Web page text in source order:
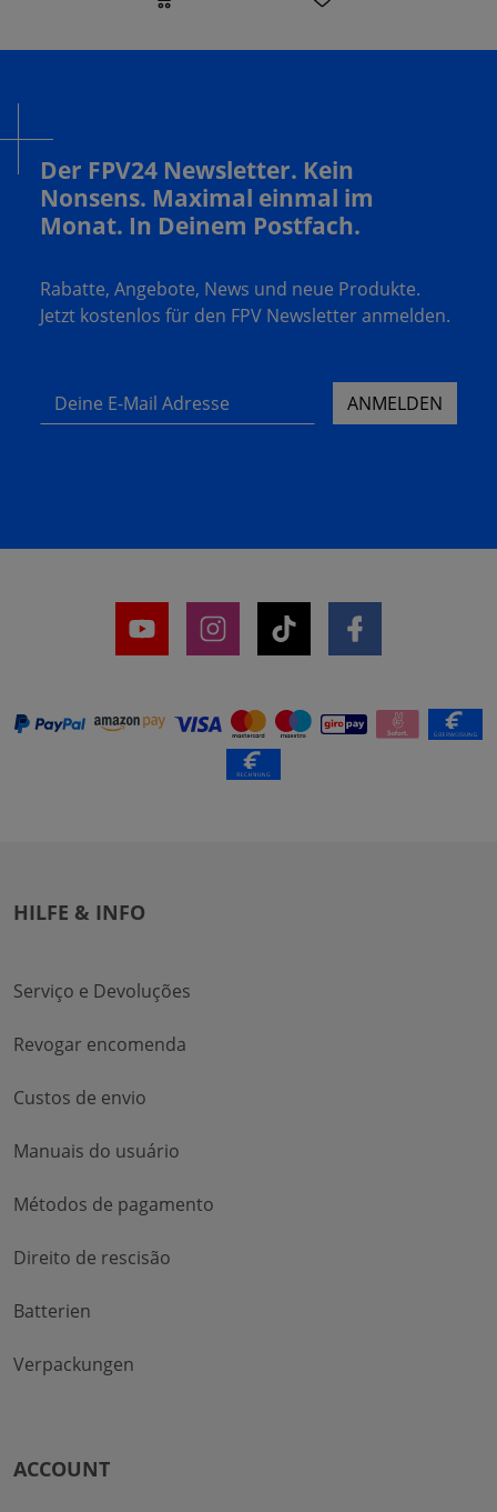
Der FPV24 Newsletter. Kein
Nonsens. Maximal einmal im
Monat. In Deinem Postfach.
Rabatte, Angebote, News und neue Produkte.
Jetzt kostenlos für den FPV Newsletter anmelden.
Deine E-Mail Adresse ANMELDEN
HILFE & INFO
Serviço e Devoluções
Revogar encomenda
Custos de envio
Manuais do usuário
Métodos de pagamento
Direito de rescisão
Batterien
Verpackungen
ACCOUNT